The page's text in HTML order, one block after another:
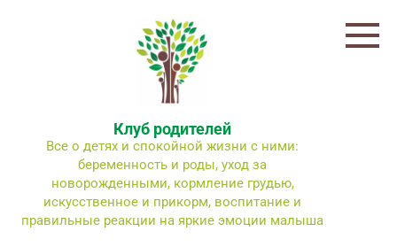
Клуб родителей
Все о детях и спокойной жизни с ними:
беременность и роды, уход за
новорожденными, кормление грудью,
искусственное и прикорм, воспитание и
правильные реакции на яркие эмоции малыша